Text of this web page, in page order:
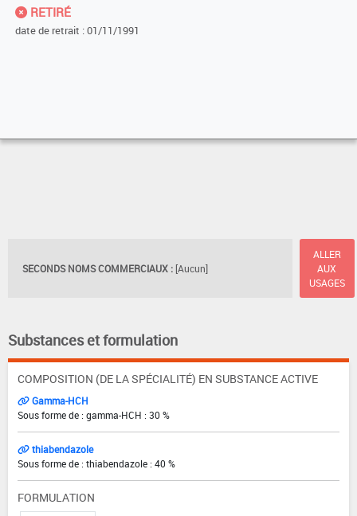
RETIRÉ
date de retrait : 01/11/1991
SECONDS NOMS COMMERCIAUX : [Aucun]
ALLER
AUX
USAGES
Substances et formulation
COMPOSITION (DE LA SPÉCIALITÉ) EN SUBSTANCE ACTIVE
Gamma-HCH
Sous forme de : gamma-HCH : 30 %
thiabendazole
Sous forme de : thiabendazole : 40 %
FORMULATION